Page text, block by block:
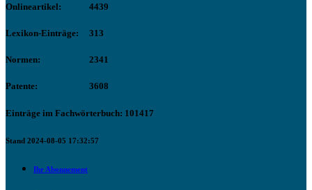
Onlineartikel: 4439
Lexikon-Einträge: 313
Normen: 2341
Patente: 3608
Einträge im Fachwörterbuch: 101417
Stand 2024-08-05 17:32:57
Ihr Abonnement